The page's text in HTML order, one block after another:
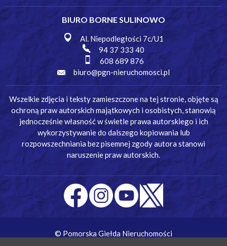
BIURO BORNE SULINOWO
Al. Niepodległości 7c/U1
94 37 333 40
608 689 876
biuro@pgn-nieruchomosci.pl
Wszelkie zdjęcia i teksty zamieszczone na tej stronie, objęte są
ochroną praw autorskich majątkowych i osobistych, stanowią
jednocześnie własność w świetle prawa autorskiego i ich
wykorzystywanie do dalszego kopiowania lub
rozpowszechniania bez pisemnej zgody autora stanowi
naruszenie praw autorskich.
© Pomorska Giełda Nieruchomości